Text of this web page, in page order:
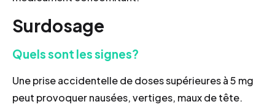
Surdosage
Quels sont les signes?
Une prise accidentelle de doses supérieures à 5 mg
peut provoquer nausées, vertiges, maux de tête.